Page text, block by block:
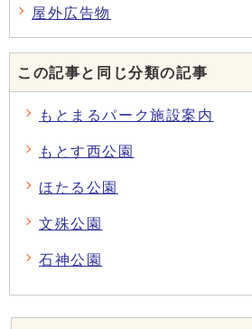
屋外広告物
この記事と同じ分類の記事
もとまるパーク施設案内
もとす西公園
ほたる公園
文殊公園
石神公園